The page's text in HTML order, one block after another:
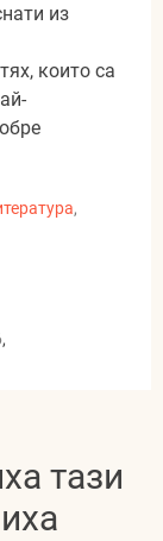
из
които са
,
,
тази